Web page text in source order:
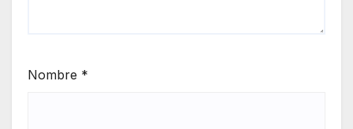
Nombre *